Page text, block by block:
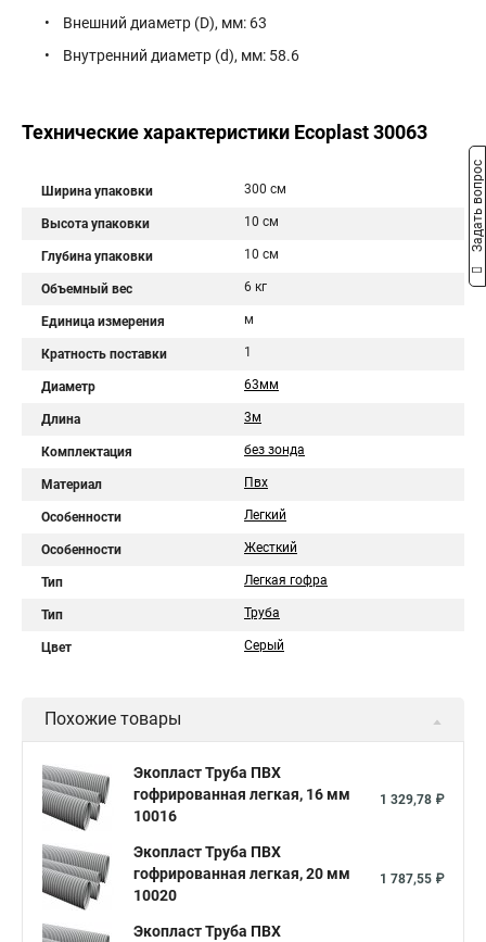
• Внешний диаметр (D), мм: 63
• Внутренний диаметр (d), мм: 58.6
Технические характеристики Ecoplast 30063
Ширина упаковки 300 см
Высота упаковки 10 см
Глубина упаковки 10 см
Объемный вес 6 кг
Единица измерения м
Кратность поставки 1
Диаметр 63мм
Длина 3м
Комплектация без зонда
Материал Пвх
Особенности Легкий
Особенности Жесткий
Тип Легкая гофра
Тип Труба
Цвет Серый
Похожие товары
Экопласт Труба ПВХ
гофрированная легкая, 16 мм
10016
1 329,78 ₽
Экопласт Труба ПВХ
гофрированная легкая, 20 мм
10020
1 787,55 ₽
Экопласт Труба ПВХ
Задать вопрос